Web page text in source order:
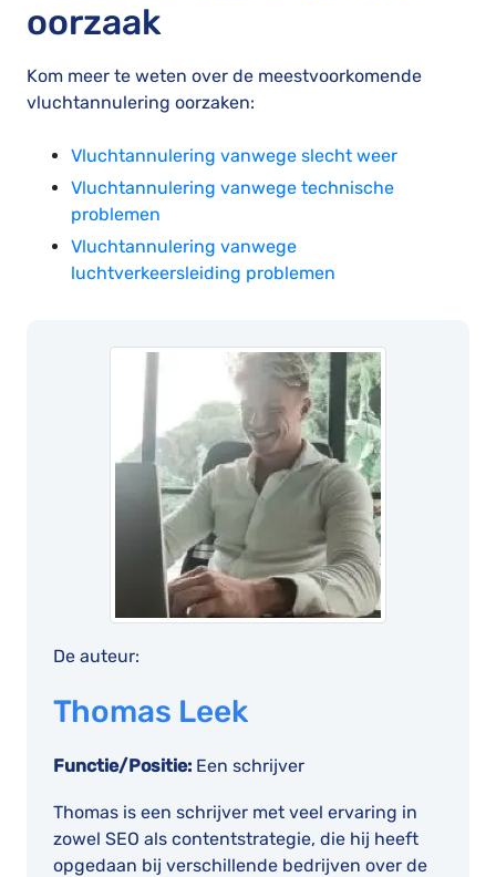
oorzaak
Kom meer te weten over de meestvoorkomende
vluchtannulering oorzaken:
Vluchtannulering vanwege slecht weer
Vluchtannulering vanwege technische
problemen
Vluchtannulering vanwege
luchtverkeersleiding problemen
De auteur:
Thomas Leek
Functie/Positie: Een schrijver
Thomas is een schrijver met veel ervaring in
zowel SEO als contentstrategie, die hij heeft
opgedaan bij verschillende bedrijven over de